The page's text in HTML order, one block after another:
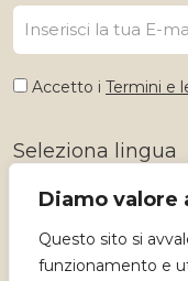
Diamo valore
Questo sito si
funzionamento e
Accetto i Termini e
Seleziona lingua